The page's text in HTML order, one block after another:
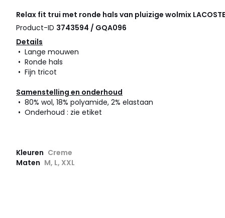
Relax fit trui met ronde hals van pluizige wolmix LACOSTE
Product-ID 3743594 / GQA096
Details
• Lange mouwen
• Ronde hals
• Fijn tricot
Samenstelling en onderhoud
• 80% wol, 18% polyamide, 2% elastaan
• Onderhoud : zie etiket
Kleuren Creme
Maten M, L, XXL